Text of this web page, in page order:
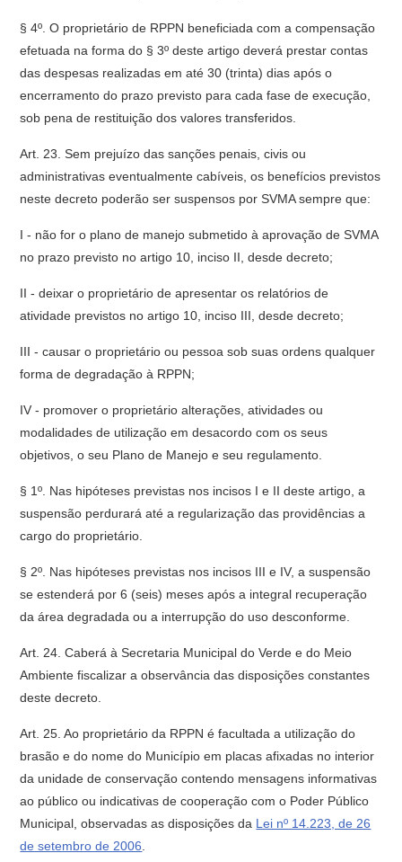
§ 4º. O proprietário de RPPN beneficiada com a compensação
efetuada na forma do § 3º deste artigo deverá prestar contas
das despesas realizadas em até 30 (trinta) dias após o
encerramento do prazo previsto para cada fase de execução,
sob pena de restituição dos valores transferidos.
Art. 23. Sem prejuízo das sanções penais, civis ou
administrativas eventualmente cabíveis, os benefícios previstos
neste decreto poderão ser suspensos por SVMA sempre que:
I - não for o plano de manejo submetido à aprovação de SVMA
no prazo previsto no artigo 10, inciso II, desde decreto;
II - deixar o proprietário de apresentar os relatórios de
atividade previstos no artigo 10, inciso III, desde decreto;
III - causar o proprietário ou pessoa sob suas ordens qualquer
forma de degradação à RPPN;
IV - promover o proprietário alterações, atividades ou
modalidades de utilização em desacordo com os seus
objetivos, o seu Plano de Manejo e seu regulamento.
§ 1º. Nas hipóteses previstas nos incisos I e II deste artigo, a
suspensão perdurará até a regularização das providências a
cargo do proprietário.
§ 2º. Nas hipóteses previstas nos incisos III e IV, a suspensão
se estenderá por 6 (seis) meses após a integral recuperação
da área degradada ou a interrupção do uso desconforme.
Art. 24. Caberá à Secretaria Municipal do Verde e do Meio
Ambiente fiscalizar a observância das disposições constantes
deste decreto.
Art. 25. Ao proprietário da RPPN é facultada a utilização do
brasão e do nome do Município em placas afixadas no interior
da unidade de conservação contendo mensagens informativas
ao público ou indicativas de cooperação com o Poder Público
Municipal, observadas as disposições da Lei nº 14.223, de 26
de setembro de 2006